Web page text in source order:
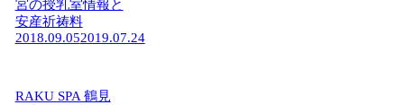
宮の授乳室情報と
安産祈祷料
2018.09.052019.07.24
RAKU SPA 鶴見